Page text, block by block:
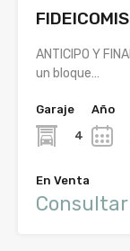
ANTICIPO Y
un bloque…
Garaje
4
Año
En Venta
Consultar